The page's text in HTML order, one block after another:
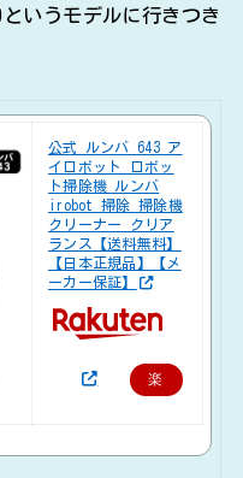
いうモデルに行きつき
公式 ルンバ 643 ア
イロボット ロボッ
ト掃除機 ルンバ
irobot 掃除 掃除機
クリーナー クリア
ランス【送料無料】
【日本正規品】【メ
ーカー保証】
楽